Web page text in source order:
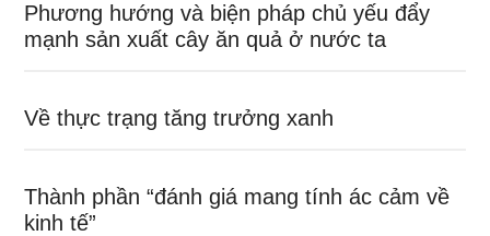
Phương hướng và biện pháp chủ yếu đẩy
mạnh sản xuất cây ăn quả ở nước ta
Về thực trạng tăng trưởng xanh
Thành phần “đánh giá mang tính ác cảm về
kinh tế”